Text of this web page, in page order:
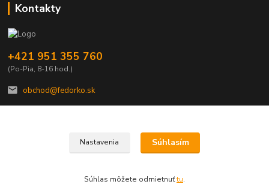
Kontakty
+421 951 355 760
(Po-Pia, 8-16 hod.)
obchod@fedorko.sk
© Copyright FEDORKO s.r.o. 1990
Nastavenia Súhlasím
Súhlas môžete odmietnuťtu.